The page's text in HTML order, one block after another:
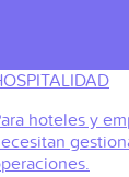
hoteles y